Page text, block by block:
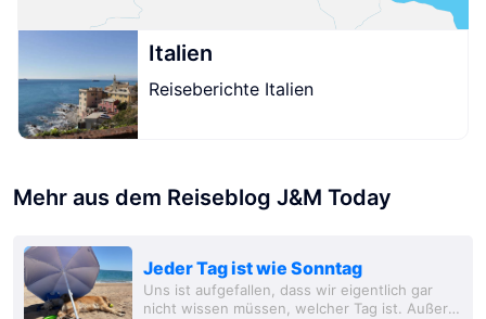
Italien
Reiseberichte Italien
Mehr aus dem Reiseblog J&M Today
Jeder Tag ist wie Sonntag
Uns ist aufgefallen, dass wir eigentlich gar
nicht wissen müssen, welcher Tag ist. Außer